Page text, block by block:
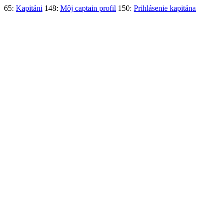
65: Kapitáni 148: Môj captain profil 150: Prihlásenie kapitána